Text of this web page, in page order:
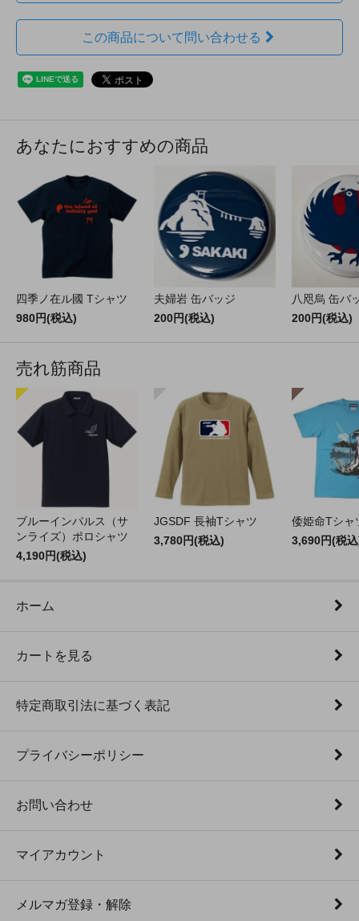
この商品について問い合わせる
あなたにおすすめの商品
四季ノ在ル國 Tシャツ
980円(税込)
夫婦岩 缶バッジ
200円(税込)
八咫烏 缶バ
200円(税込)
売れ筋商品
ブルーインパルス（サ
ンライズ）ポロシャツ
4,190円(税込)
JGSDF 長袖Tシャツ
3,780円(税込)
倭姫命Tシャ
3,690円(税
ホーム
カートを見る
特定商取引法に基づく表記
プライバシーポリシー
お問い合わせ
マイアカウント
メルマガ登録・解除